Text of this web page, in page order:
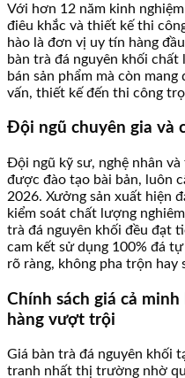
Với hơn 12 năm kinh
điêu khắc và thiết kế thi
hào là đơn vị uy tín hàng
bàn trà đá nguyên khối
bán sản phẩm mà còn
vấn, thiết kế đến thi công
Đội ngũ chuyên gia và
Đội ngũ kỹ sư, nghệ nhân
được đào tạo bài bản, luôn
2026. Xưởng sản xuất hiện
kiểm soát chất lượng
trà đá nguyên khối đều đạt
cam kết sử dụng 100% đá
rõ ràng, không pha trộn hay
Chính sách giá cả
hàng vượt trội
Giá bàn trà đá nguyên khối
tranh nhất thị trường nhờ